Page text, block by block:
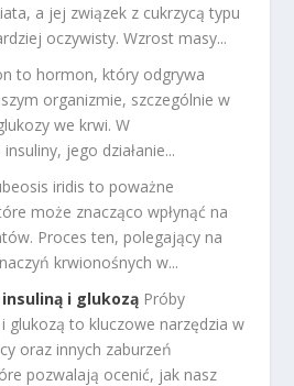
a jej związek z cukrzycą typu
oczywisty. Wzrost masy...
to hormon, który odgrywa
organizmie, szczególnie w
we krwi. W
jego działanie...
iridis to poważne
może znacząco wpłynąć na
Proces ten, polegający na
krwionośnych w...
i glukozą Próby
glukozą to kluczowe narzędzia w
oraz innych zaburzeń
pozwalają ocenić, jak nasz